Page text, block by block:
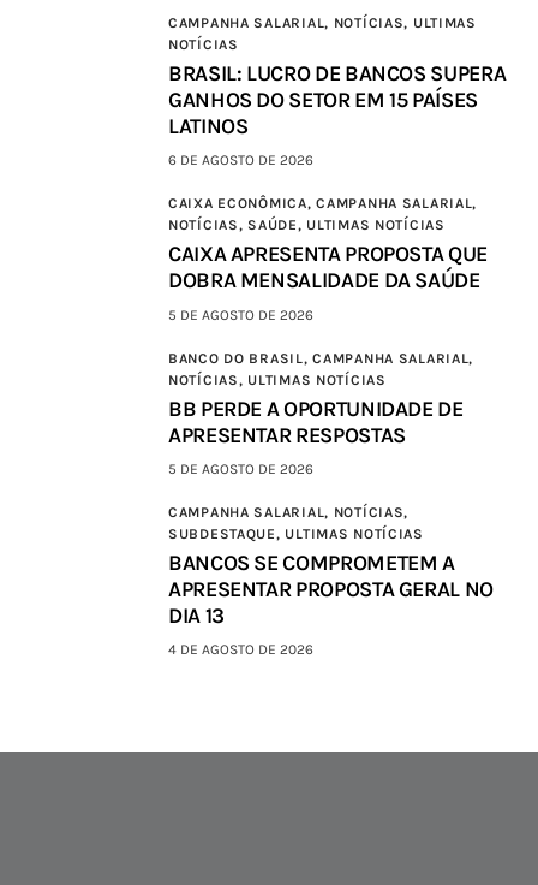
CAMPANHA SALARIAL, NOTÍCIAS, ULTIMAS
NOTÍCIAS
BRASIL: LUCRO DE BANCOS SUPERA
GANHOS DO SETOR EM 15 PAÍSES
LATINOS
6 DE AGOSTO DE 2026
CAIXA ECONÔMICA,CAMPANHA SALARIAL,
NOTÍCIAS, SAÚDE, ULTIMAS NOTÍCIAS
CAIXA APRESENTA PROPOSTA QUE
DOBRA MENSALIDADE DA SAÚDE
5 DE AGOSTO DE 2026
BANCO DO BRASIL,CAMPANHA SALARIAL,
NOTÍCIAS, ULTIMAS NOTÍCIAS
BB PERDE A OPORTUNIDADE DE
APRESENTAR RESPOSTAS
5 DE AGOSTO DE 2026
CAMPANHA SALARIAL, NOTÍCIAS,
SUBDESTAQUE, ULTIMAS NOTÍCIAS
BANCOS SE COMPROMETEM A
APRESENTAR PROPOSTA GERAL NO
DIA 13
4 DE AGOSTO DE 2026